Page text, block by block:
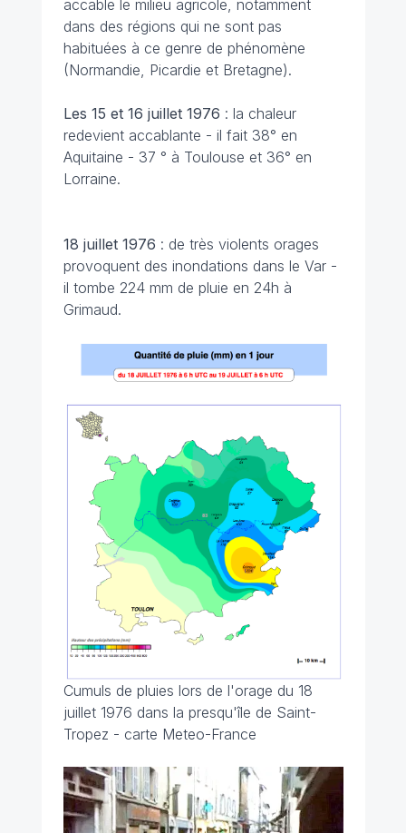
accable le milieu agricole, notamment
dans des régions qui ne sont pas
habituées à ce genre de phénomène
(Normandie, Picardie et Bretagne).
Les 15 et 16 juillet 1976 : la chaleur
redevient accablante - il fait 38° en
Aquitaine - 37 ° à Toulouse et 36° en
Lorraine.
18 juillet 1976 : de très violents orages
provoquent des inondations dans le Var -
il tombe 224 mm de pluie en 24h à
Grimaud.
Cumuls de pluies lors de l'orage du 18
juillet 1976 dans la presqu'île de Saint-
Tropez - carte Meteo-France